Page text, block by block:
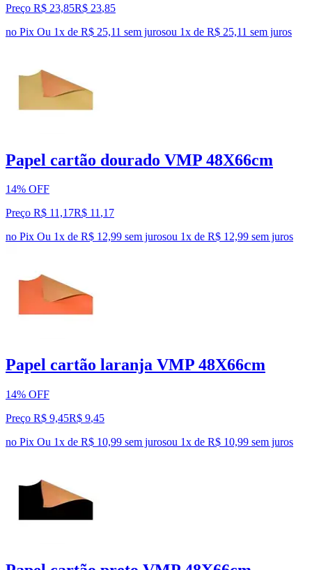
Preço R$ 23,85R$ 23,85
no Pix Ou 1x de R$ 25,11 sem jurosou 1x de R$ 25,11 sem juros
Papel cartão dourado VMP 48X66cm
14% OFF
Preço R$ 11,17R$ 11,17
no Pix Ou 1x de R$ 12,99 sem jurosou 1x de R$ 12,99 sem juros
Papel cartão laranja VMP 48X66cm
14% OFF
Preço R$ 9,45R$ 9,45
no Pix Ou 1x de R$ 10,99 sem jurosou 1x de R$ 10,99 sem juros